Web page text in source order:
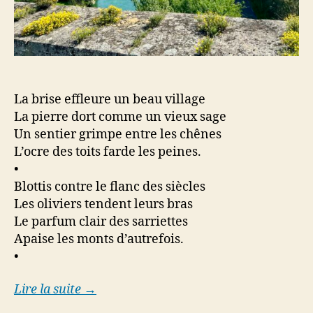
La brise effleure un beau village
La pierre dort comme un vieux sage
Un sentier grimpe entre les chênes
L’ocre des toits farde les peines.
•
Blottis contre le flanc des siècles
Les oliviers tendent leurs bras
Le parfum clair des sarriettes
Apaise les monts d’autrefois.
•
Lire la suite →